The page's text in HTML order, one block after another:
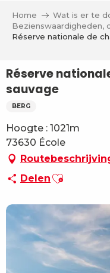
contenu
Home
Wat is er te
Bezienswaardigheden,
Réserve nationale de
Réserve
sauvage
BERG
Hoogte : 1021m
73630 École
Delen Ajouter aux